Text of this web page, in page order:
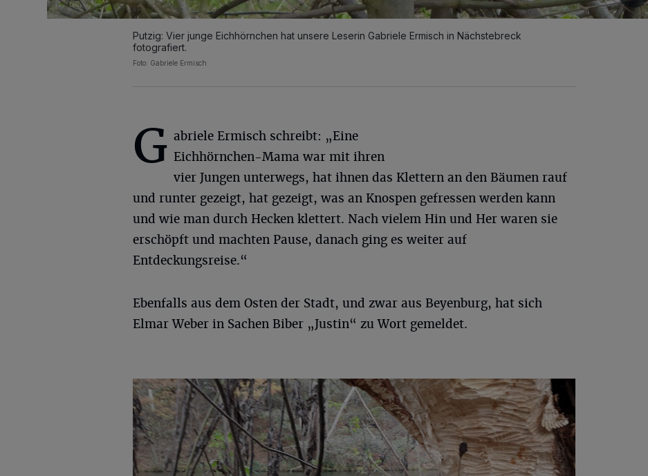
Putzig: Vier junge Eichhörnchen hat unsere Leserin Gabriele Ermisch in Nächstebreck
fotografiert.
Foto: Gabriele Ermisch
G abriele Ermisch schreibt: „Eine
Eichhörnchen-Mama war mit ihren
vier Jungen unterwegs, hat ihnen das Klettern an den Bäumen rauf
und runter gezeigt, hat gezeigt, was an Knospen gefressen werden kann
und wie man durch Hecken klettert. Nach vielem Hin und Her waren sie
erschöpft und machten Pause, danach ging es weiter auf
Entdeckungsreise.“
Ebenfalls aus dem Osten der Stadt, und zwar aus Beyenburg, hat sich
Elmar Weber in Sachen Biber „Justin“ zu Wort gemeldet.